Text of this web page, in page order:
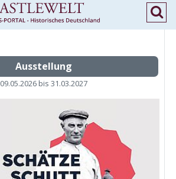
Ausstellung
09.05.2026 bis 31.03.2027